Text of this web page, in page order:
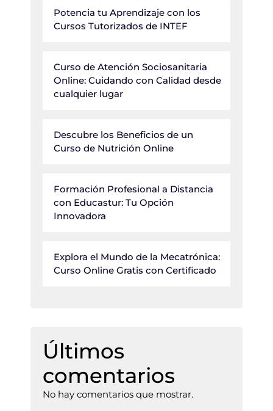
Potencia tu Aprendizaje con los
Cursos Tutorizados de INTEF
Curso de Atención Sociosanitaria
Online: Cuidando con Calidad desde
cualquier lugar
Descubre los Beneficios de un
Curso de Nutrición Online
Formación Profesional a Distancia
con Educastur: Tu Opción
Innovadora
Explora el Mundo de la Mecatrónica:
Curso Online Gratis con Certificado
Últimos
comentarios
No hay comentarios que mostrar.